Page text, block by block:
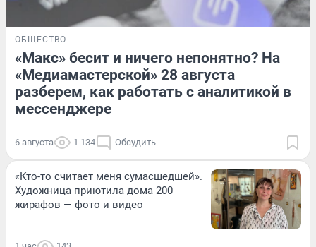
ОБЩЕСТВО
«Макс» бесит и ничего непонятно? На
«Медиамастерской» 28 августа
разберем, как работать с аналитикой в
мессенджере
6 августа 1 134 Обсудить
«Кто-то считает меня сумасшедшей».
Художница приютила дома 200
жирафов — фото и видео